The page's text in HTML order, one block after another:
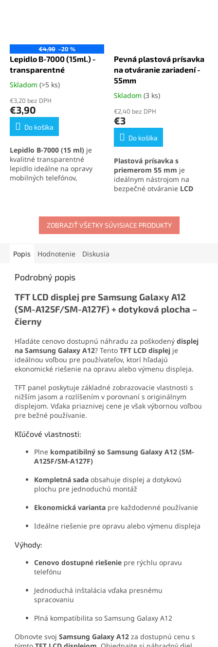
€4,90 –20 %
Lepidlo B-7000 (15ml.) -
transparentné
Priemerné
produktu
je
5,0
hviezdičiek.
Skladom (>5 ks)
€3,20 bez DPH
€3,90
Do košíka
Lepidlo B-7000 (15 ml) je
kvalitné transparentné
lepidlo ideálne na opravy
mobilných telefónov,
odoláva otrasom, vode aj
oderu. Vďaka presnej
aplikačnej špičke sa
drobné súčiastky.
Pevná plastová prísavka
na otváranie zariadení -
55mm
Priemerné
produktu
je
5,0
hviezdičiek.
Skladom (3 ks)
€2,40 bez DPH
€3
Do košíka
Plastová prísavka s
priemerom 55 mm je
ideálnym nástrojom na
bezpečné otváranie LCD
efektu s tlakom až 10 kg
umožňuje pevné uchopenie
bez poškodenia. Odolná
ZOBRAZIŤ VŠETKY SÚVISIACE PRODUKTY
Popis Hodnotenie Diskusia
Podrobný popis
TFT LCD displej pre Samsung Galaxy A12
(SM-A125F/SM-A127F) + dotyková plocha –
čierny
Hľadáte cenovo dostupnú náhradu za poškodený displej
na Samsung Galaxy A12? Tento TFT LCD displej je
ideálnou voľbou pre používateľov, ktorí hľadajú
ekonomické riešenie na opravu alebo výmenu displeja.
TFT panel poskytuje základné zobrazovacie vlastnosti s
nižším jasom a rozlíšením v porovnaní s originálnym
displejom. Vďaka priaznivej cene je však výbornou voľbou
pre bežné používanie.
Kľúčové vlastnosti:
Plne kompatibilný so Samsung Galaxy A12 (SM-
A125F/SM-A127F)
Kompletná sada obsahuje displej a dotykovú
plochu pre jednoduchú montáž
Ekonomická varianta pre každodenné používanie
Ideálne riešenie pre opravu alebo výmenu displeja
Výhody:
Cenovo dostupné riešenie pre rýchlu opravu
telefónu
Jednoduchá inštalácia vďaka presnému
spracovaniu
Plná kompatibilita so Samsung Galaxy A12
Obnovte svoj Samsung Galaxy A12 za dostupnú cenu s